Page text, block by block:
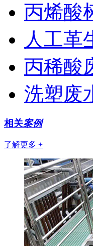
丙烯酸
人工革
丙稀酸
洗塑废
相关案例
了解更多 +